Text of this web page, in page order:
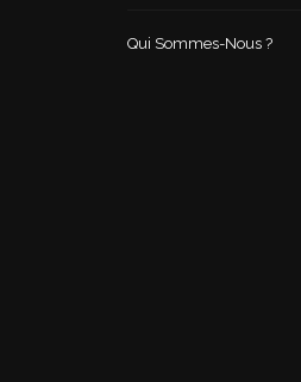
Qui Sommes-Nous ?